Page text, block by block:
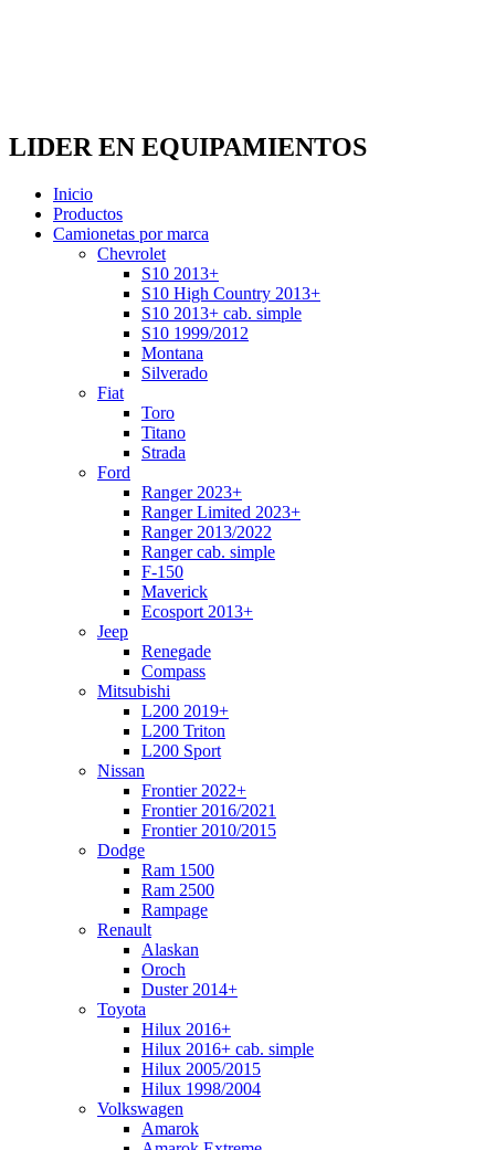
LIDER EN EQUIPAMIENTOS
Inicio
Productos
Camionetas por marca
Chevrolet
S10 2013+
S10 High Country 2013+
S10 2013+ cab. simple
S10 1999/2012
Montana
Silverado
Fiat
Toro
Titano
Strada
Ford
Ranger 2023+
Ranger Limited 2023+
Ranger 2013/2022
Ranger cab. simple
F-150
Maverick
Ecosport 2013+
Jeep
Renegade
Compass
Mitsubishi
L200 2019+
L200 Triton
L200 Sport
Nissan
Frontier 2022+
Frontier 2016/2021
Frontier 2010/2015
Dodge
Ram 1500
Ram 2500
Rampage
Renault
Alaskan
Oroch
Duster 2014+
Toyota
Hilux 2016+
Hilux 2016+ cab. simple
Hilux 2005/2015
Hilux 1998/2004
Volkswagen
Amarok